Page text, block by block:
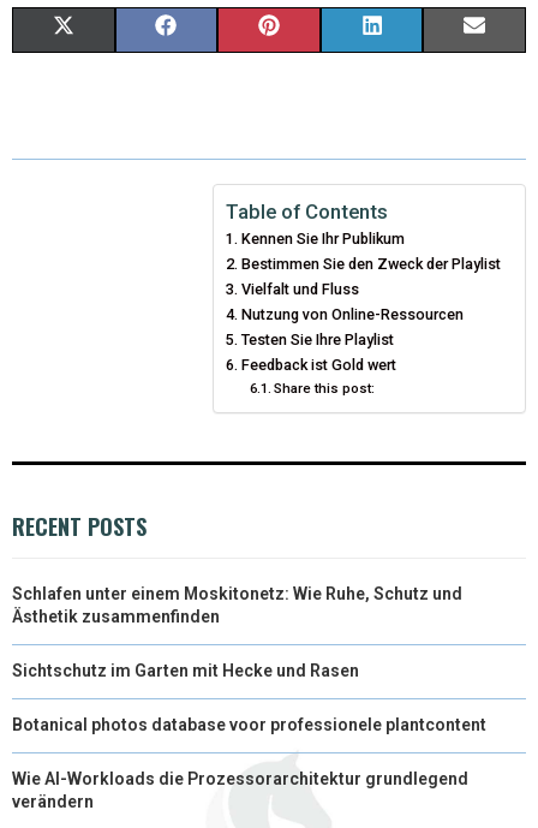
W E T
E
R
E
S
T
K
D
N
I
Table of Contents
Kennen Sie Ihr Publikum
Bestimmen Sie den Zweck der Playlist
Vielfalt und Fluss
Nutzung von Online-Ressourcen
Testen Sie Ihre Playlist
Feedback ist Gold wert
Share this post:
RECENT POSTS
Schlafen unter einem Moskitonetz: Wie Ruhe, Schutz und
Ästhetik zusammenfinden
Sichtschutz im Garten mit Hecke und Rasen
Botanical photos database voor professionele plantcontent
Wie AI-Workloads die Prozessorarchitektur grundlegend
verändern